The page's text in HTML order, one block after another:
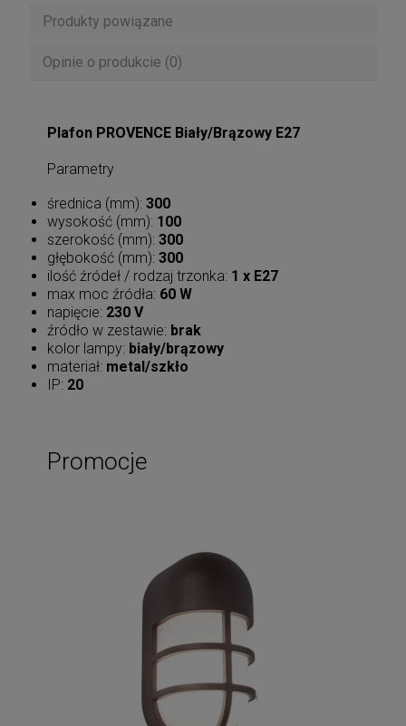
Produkty powiązane
Opinie o produkcie (0)
Plafon PROVENCE Biały/Brązowy E27
Parametry
średnica (mm): 300
wysokość (mm): 100
szerokość (mm): 300
głębokość (mm): 300
ilość źródeł / rodzaj trzonka: 1 x E27
max moc źródła: 60 W
napięcie: 230 V
źródło w zestawie: brak
kolor lampy: biały/brązowy
materiał: metal/szkło
IP: 20
Promocje